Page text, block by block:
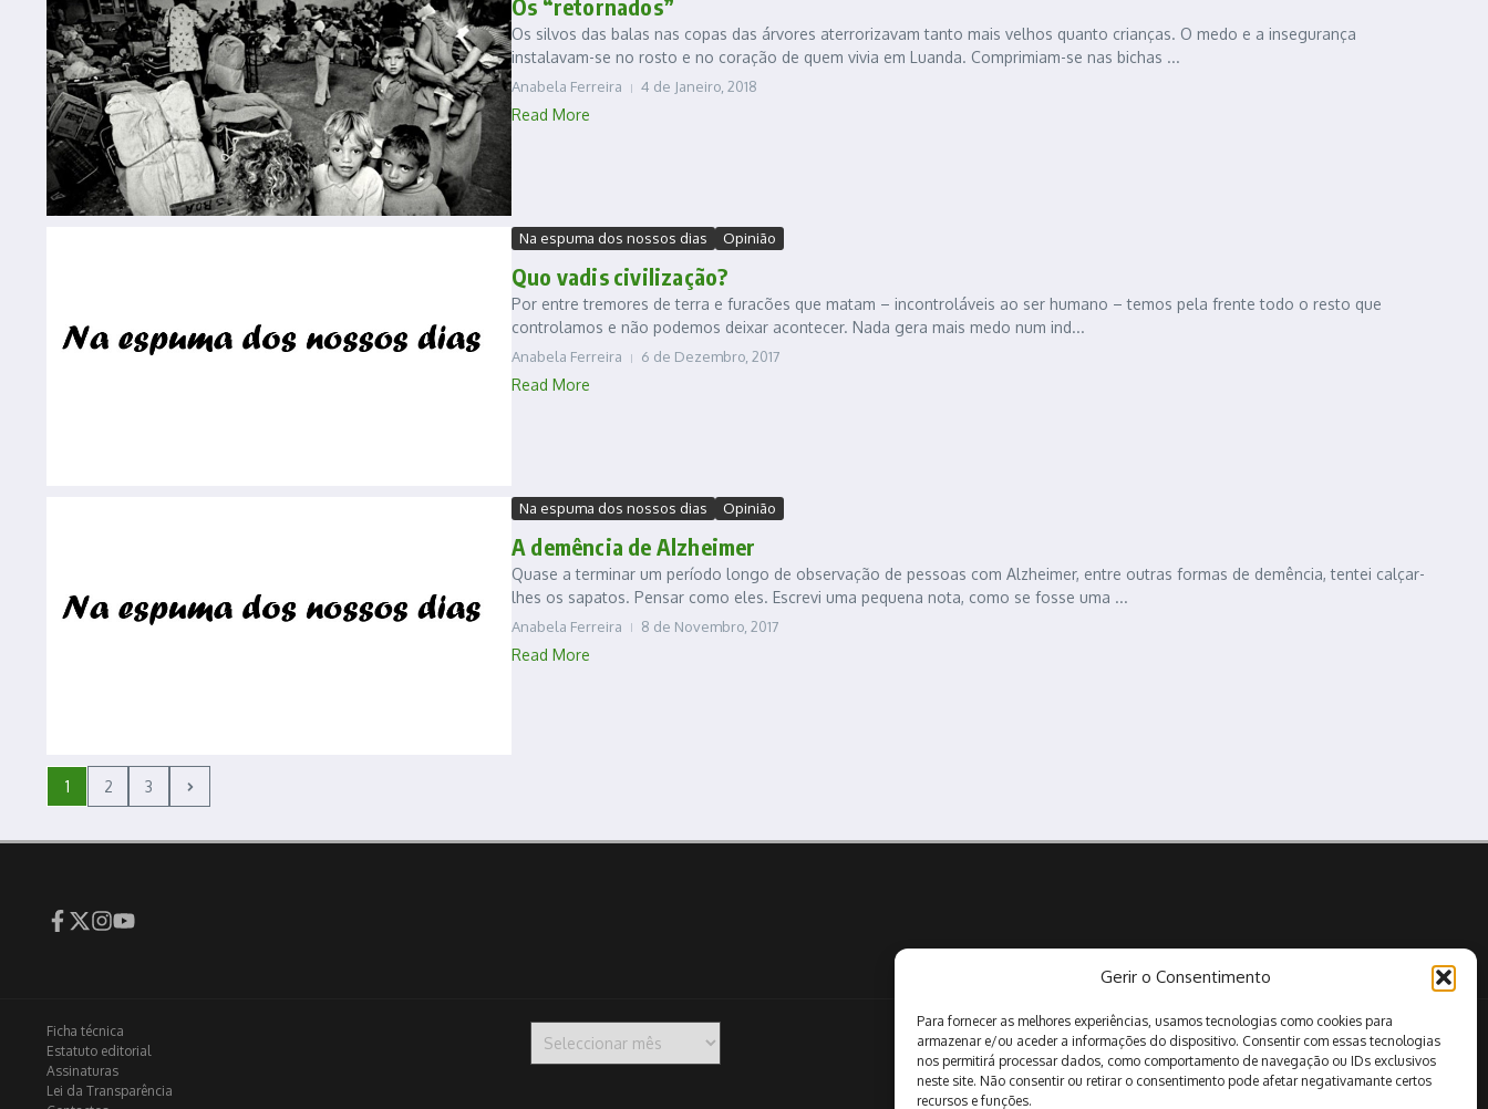
Gerir o Consentimento
Para fornecer as melhores experiências, usamos tecnologias como cookies para
armazenar e/ou aceder a informações do dispositivo. Consentir com essas tecnologias
nos permitirá processar dados, como comportamento de navegação ou IDs exclusivos
neste site. Não consentir ou retirar o consentimento pode afetar negativamante certos
recursos e funções.
Os “retornados”
Os silvos das balas nas copas das árvores aterrorizavam tanto mais velhos quanto crianças. O medo e a insegurança
instalavam-se no rosto e no coração de quem vivia em Luanda. Comprimiam-se nas bichas ...
Anabela Ferreira 4 de Janeiro, 2018
Read More
Na espuma dos nossos dias Opinião
Quo vadis civilização?
Por entre tremores de terra e furacões que matam – incontroláveis ao ser humano – temos pela frente todo o resto que
controlamos e não podemos deixar acontecer. Nada gera mais medo num ind...
Anabela Ferreira 6 de Dezembro, 2017
Read More
Na espuma dos nossos dias Opinião
A demência de Alzheimer
Quase a terminar um período longo de observação de pessoas com Alzheimer, entre outras formas de demência, tentei calçar-
lhes os sapatos. Pensar como eles. Escrevi uma pequena nota, como se fosse uma ...
Anabela Ferreira 8 de Novembro, 2017
Read More
1 2 3
Ficha técnica
Estatuto editorial
Assinaturas
Lei da Transparência
Arquivo Pesquisar